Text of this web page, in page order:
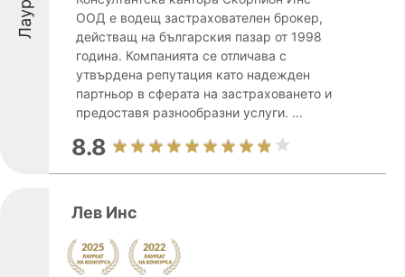
ООД е водещ застрахователен брокер,
действащ на българския пазар от 1998
година. Компанията се отличава с
утвърдена репутация като надежден
партньор в сферата на застраховането и
предоставя разнообразни услуги. ...
8.8
Лев Инс